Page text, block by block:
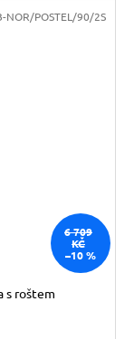
6 709
KČ
–10 %
s roštem
NOR/POSTEL/90/2S